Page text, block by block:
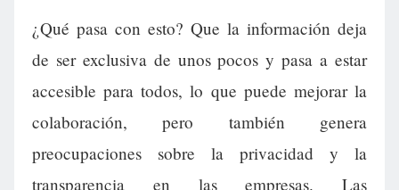
¿Qué pasa con esto? Que la información deja
de ser exclusiva de unos pocos y pasa a estar
accesible para todos, lo que puede mejorar la
colaboración, pero también genera
preocupaciones sobre la privacidad y la
transparencia en las empresas. Las